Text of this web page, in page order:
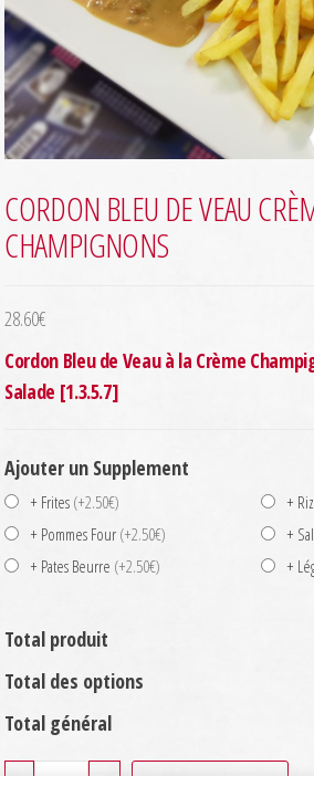
CORDON BLEU DE VEAU
CHAMPIGNONS
28.60€
Cordon Bleu de Veau à la Crème
Salade [1.3.5.7]
Ajouter un Supplement
+ Frites (+2.50€)
+ Pommes Four (+2.50€)
+ Pates Beurre (+2.50€)
+ Riz
+
+
Total produit
Total des options
Total général
quantité